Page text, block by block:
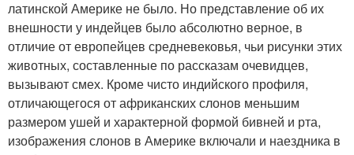
латинской Америке не было. Но представление об их
внешности у индейцев было абсолютно верное, в
отличие от европейцев средневековья, чьи рисунки этих
животных, составленные по рассказам очевидцев,
вызывают смех. Кроме чисто индийского профиля,
отличающегося от африканских слонов меньшим
размером ушей и характерной формой бивней и рта,
изображения слонов в Америке включали и наездника в